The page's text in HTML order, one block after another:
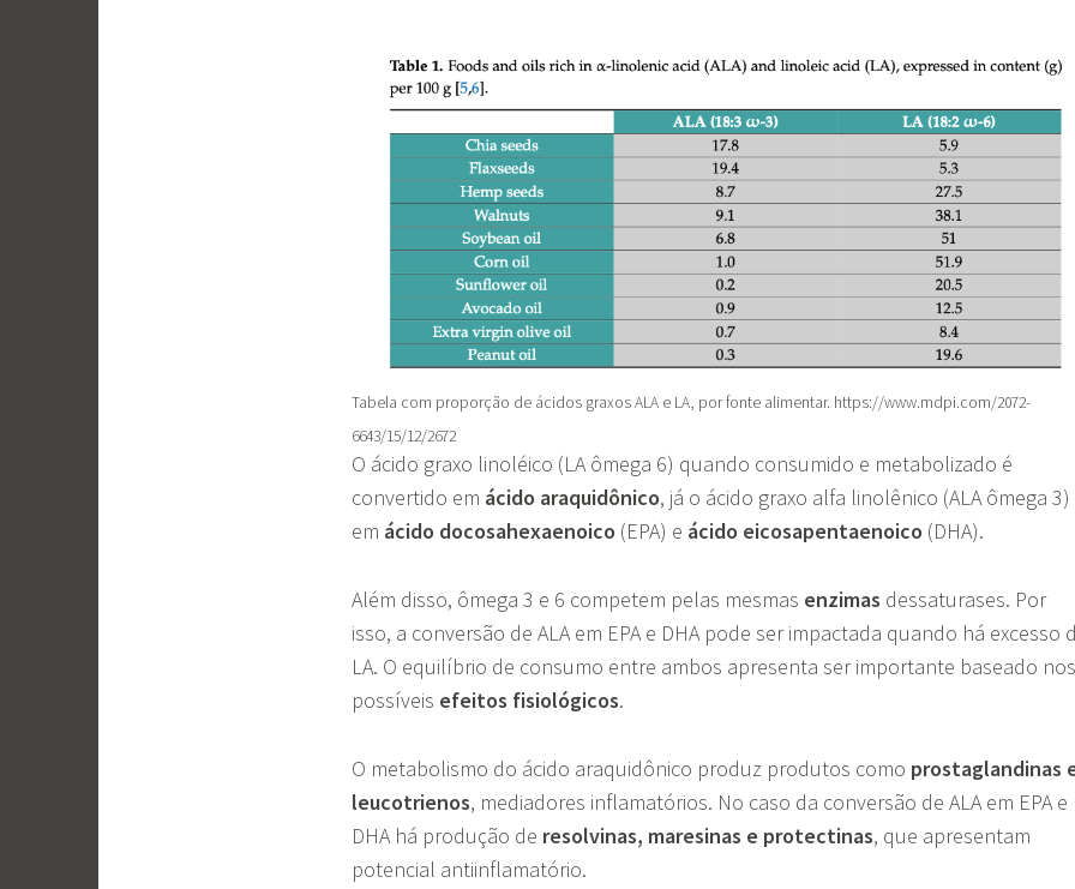
Tabela com proporção de ácidos graxos ALA e LA, por fonte alimentar. https://www.mdpi.com/2072-
6643/15/12/2672
O ácido graxo linoléico (LA ômega 6) quando consumido e metabolizado é
convertido em ácido araquidônico, já o ácido graxo alfa linolênico (ALA ômega 3)
em ácido docosahexaenoico (EPA) e ácido eicosapentaenoico (DHA).
Além disso, ômega 3 e 6 competem pelas mesmas enzimas dessaturases. Por
isso, a conversão de ALA em EPA e DHA pode ser impactada quando há excesso
LA. O equilíbrio de consumo entre ambos apresenta ser importante baseado nos
possíveis efeitos fisiológicos.
O metabolismo do ácido araquidônico produz produtos como prostaglandinas
leucotrienos, mediadores inflamatórios. No caso da conversão de ALA em EPA e
DHA há produção de resolvinas, maresinas e protectinas, que apresentam
potencial antiinflamatório.